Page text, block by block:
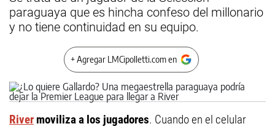
paraguaya que es hincha confeso del millonario
y no tiene continuidad en su equipo.
+ Agregar LMCipolletti.com en
River moviliza a los jugadores. Cuando en el celular